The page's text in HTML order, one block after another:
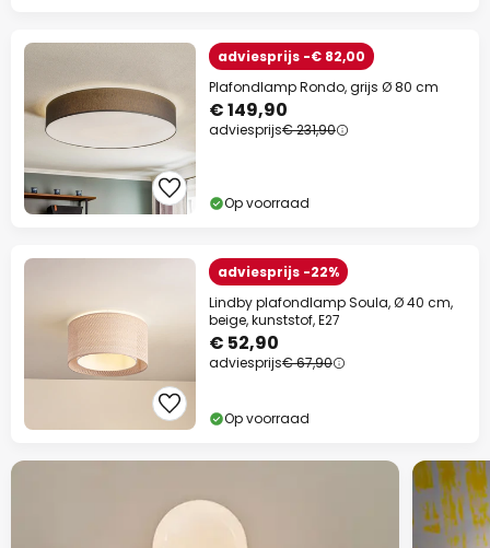
adviesprijs -€ 82,00
Plafondlamp Rondo, grijs Ø 80 cm
€ 149,90
adviesprijs€ 231,90
Op voorraad
adviesprijs -22%
Lindby plafondlamp Soula, Ø 40 cm,
beige, kunststof, E27
€ 52,90
adviesprijs€ 67,90
Op voorraad